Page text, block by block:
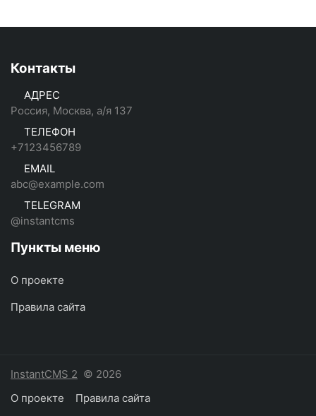
Контакты
АДРЕС
Россия, Москва, а/я 137
ТЕЛЕФОН
+7123456789
EMAIL
abc@example.com
TELEGRAM
@instantcms
Пункты меню
О проекте
Правила сайта
InstantCMS 2 © 2026
О проекте
Правила сайта